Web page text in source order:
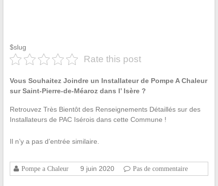
$slug
Rate this post
Vous Souhaitez Joindre un Installateur de Pompe A Chaleur
sur Saint-Pierre-de-Méaroz dans l’ Isère ?
Retrouvez Très Bientôt des Renseignements Détaillés sur des
Installateurs de PAC Isérois dans cette Commune !
Il n’y a pas d’entrée similaire.
Pompe a Chaleur 9 juin 2020 Pas de commentaire